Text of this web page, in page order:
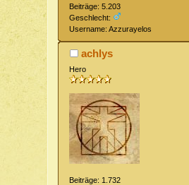
Beiträge: 5.203
Geschlecht:
Username: Azzurayelos
achlys
Hero
Beiträge: 1.732